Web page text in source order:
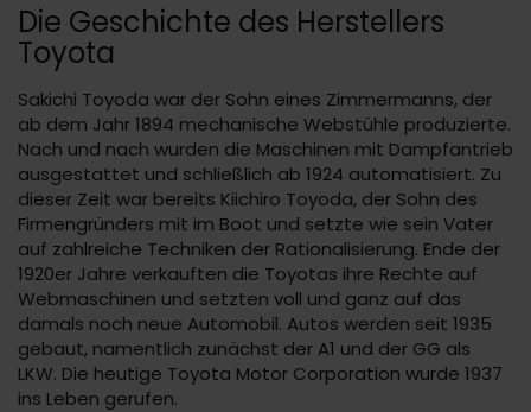
Die Geschichte des Herstellers
Toyota
Sakichi Toyoda war der Sohn eines Zimmermanns, der
ab dem Jahr 1894 mechanische Webstühle produzierte.
Nach und nach wurden die Maschinen mit Dampfantrieb
ausgestattet und schließlich ab 1924 automatisiert. Zu
dieser Zeit war bereits Kiichiro Toyoda, der Sohn des
Firmengründers mit im Boot und setzte wie sein Vater
auf zahlreiche Techniken der Rationalisierung. Ende der
1920er Jahre verkauften die Toyotas ihre Rechte auf
Webmaschinen und setzten voll und ganz auf das
damals noch neue Automobil. Autos werden seit 1935
gebaut, namentlich zunächst der A1 und der GG als
LKW. Die heutige Toyota Motor Corporation wurde 1937
ins Leben gerufen.